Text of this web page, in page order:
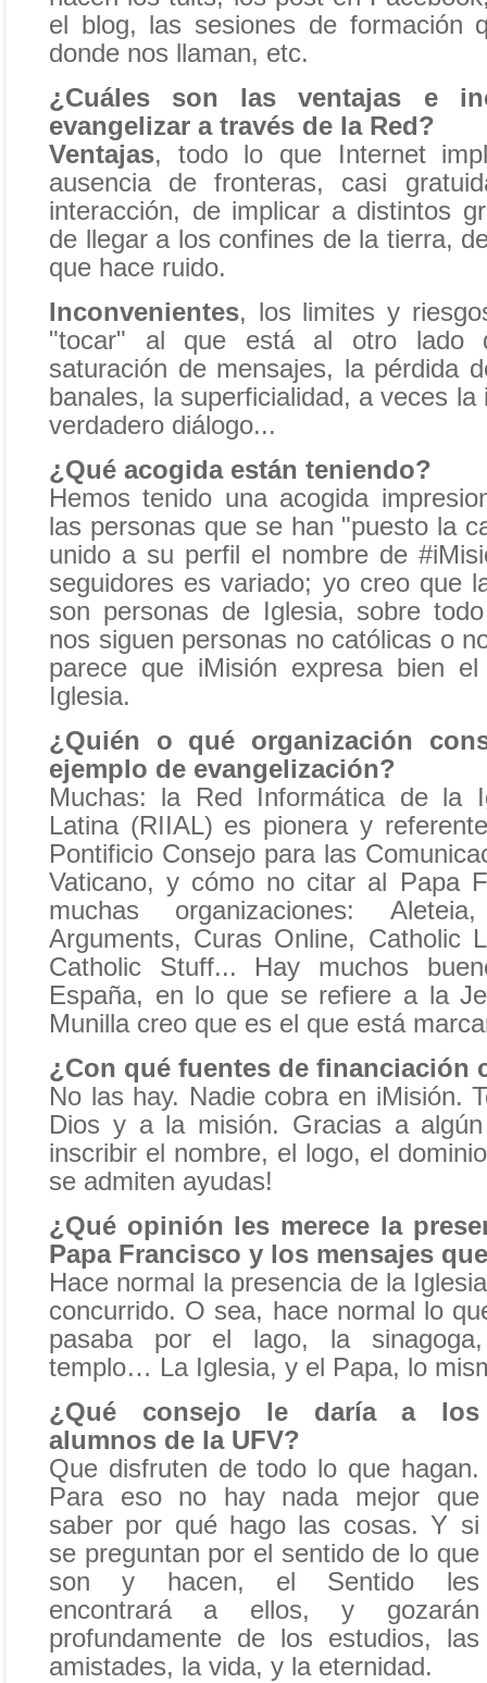
el blog, las sesiones de formación
donde nos llaman, etc.
¿Cuáles son las ventajas e
evangelizar a través de la Red?
Ventajas, todo lo que Internet
ausencia de fronteras, casi
interacción, de implicar a distintos
de llegar a los confines de la tierra,
que hace ruido.
Inconvenientes, los limites y
"tocar" al que está al otro lado
saturación de mensajes, la pérdida
banales, la superficialidad, a veces la
verdadero diálogo...
¿Qué acogida están teniendo?
Hemos tenido una acogida
las personas que se han "puesto la
unido a su perfil el nombre de
seguidores es variado; yo creo que
son personas de Iglesia, sobre
nos siguen personas no católicas o
parece que iMisión expresa bien
Iglesia.
¿Quién o qué organización
ejemplo de evangelización?
Muchas: la Red Informática de la
Latina (RIIAL) es pionera y
Pontificio Consejo para las
Vaticano, y cómo no citar al Papa
muchas organizaciones:
Arguments, Curas Online, Catholic
Catholic Stuff... Hay muchos
España, en lo que se refiere a la
Munilla creo que es el que está
¿Con qué fuentes de financiación
No las hay. Nadie cobra en iMisión.
Dios y a la misión. Gracias a
inscribir el nombre, el logo, el
se admiten ayudas!
¿Qué opinión les merece la
Papa Francisco y los mensajes
Hace normal la presencia de la
concurrido. O sea, hace normal lo
pasaba por el lago, la
templo… La Iglesia, y el Papa, lo
¿Qué consejo le daría a los
alumnos de la UFV?
Que disfruten de todo lo que hagan.
Para eso no hay nada mejor que
saber por qué hago las cosas. Y si
se preguntan por el sentido de lo que
son y hacen, el Sentido les
encontrará a ellos, y gozarán
profundamente de los estudios, las
amistades, la vida, y la eternidad.